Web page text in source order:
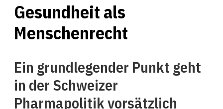
Gesundheit als
Menschenrecht
Ein grundlegender Punkt geht
in der Schweizer
Pharmapolitik vorsätzlich